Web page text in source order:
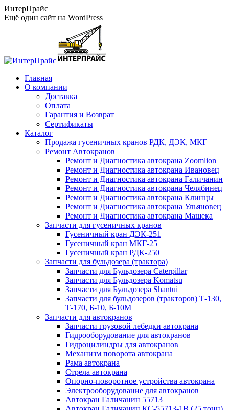
Перейти
к
ИнтерПрайс
Ещё один сайт на WordPress
Главная
О компании
Доставка
Оплата
Гарантия и Возврат
Сертификаты
Каталог
Продажа гусеничных кранов РДК, ДЭК, МКГ
Ремонт Автокранов
Ремонт и Диагностика автокрана Zoomlion
Ремонт и Диагностика автокрана Ивановец
Ремонт и Диагностика автокрана Галичанин
Ремонт и Диагностика автокрана Челябинец
Ремонт и Диагностика автокрана Клинцы
Ремонт и Диагностика автокрана Ульяновец
Ремонт и Диагностика автокрана Машека
Запчасти для гусеничных кранов
Гусеничный кран ДЭК-251
Гусеничный кран МКГ-25
Гусеничный кран РДК-250
Запчасти для бульдозера (трактора)
Запчасти для Бульдозера Caterpillar
Запчасти для Бульдозера Komatsu
Запчасти для Бульдозера Shantui
Запчасти для бульдозеров (тракторов) Т-130,
Т-170, Б-10, Б-10М
Запчасти для автокранов
Запчасти грузовой лебедки автокрана
Гидрооборудование для автокранов
Гидроцилиндры для автокранов
Механизм поворота автокрана
Рама автокрана
Стрела автокрана
Опорно-поворотное устройства автокрана
Электрооборудование для автокранов
Автокран Галичанин 55713